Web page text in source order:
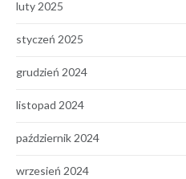
luty 2025
styczeń 2025
grudzień 2024
listopad 2024
październik 2024
wrzesień 2024